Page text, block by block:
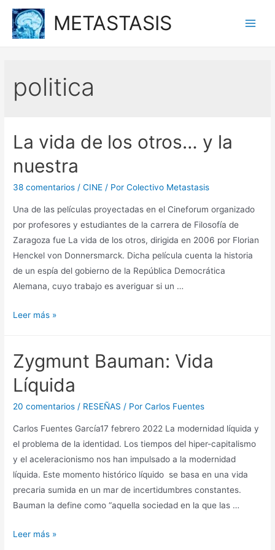
contenido
METASTASIS
politica
La vida de los otros… y la
nuestra
38 comentarios /CINE / PorColectivo Metastasis
Una de las películas proyectadas en el Cineforum organizado
por profesores y estudiantes de la carrera de Filosofía de
Zaragoza fue La vida de los otros, dirigida en 2006 por Florian
Henckel von Donnersmarck. Dicha película cuenta la historia
de un espía del gobierno de la República Democrática
Alemana, cuyo trabajo es averiguar si un …
La
los
otros…
y
la
Leer más »
Zygmunt Bauman: Vida
Líquida
20 comentarios / RESEÑAS / PorCarlos Fuentes
Carlos Fuentes García17 febrero 2022 La modernidad líquida y
el problema de la identidad. Los tiempos del hiper-capitalismo
y el aceleracionismo nos han impulsado a la modernidad
líquida. Este momento histórico líquido se basa en una vida
precaria sumida en un mar de incertidumbres constantes.
Bauman la define como “aquella sociedad en la que las …
Zygmunt
Leer más »